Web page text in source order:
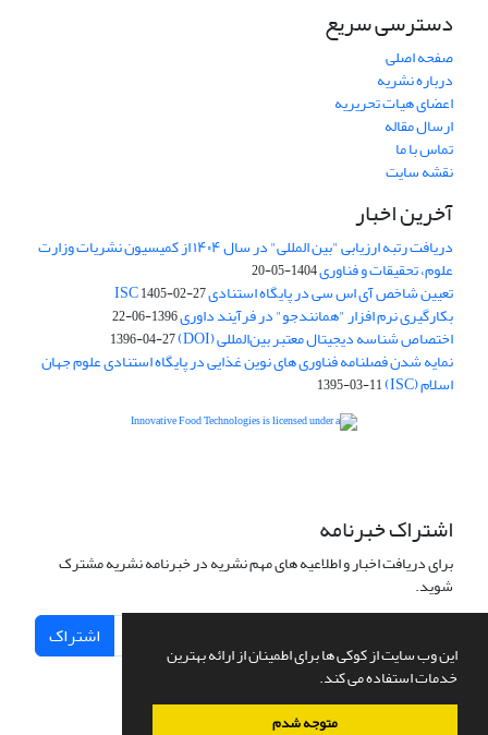
این وب سایت از کوکی ها برای اطمینان از ارائه بهترین
خدمات استفاده می کند.
متوجه شدم
دسترسی سریع
صفحه اصلی
درباره نشریه
اعضای هیات تحریریه
ارسال مقاله
تماس با ما
نقشه سایت
آخرین اخبار
دریافت رتبه ارزیابی "بین المللی" در سال ۱۴۰۴ از کمیسیون نشریات وزارت
علوم، تحقیقات و فناوری1404-05-20
تعیین شاخص آی اس سی در پایگاه استنادی ISC1405-02-27
بکارگیری نرم افزار "همانندجو" در فرآیند داوری1396-06-22
اختصاص شناسه دیجیتال معتبر بین‌المللی (DOI) 1396-04-27
نمایه شدن فصلنامه فناوری های نوین غذایی در پایگاه استنادی علوم جهان
اسلام (ISC) 1395-03-11
اشتراک خبرنامه
برای دریافت اخبار و اطلاعیه های مهم نشریه در خبرنامه نشریه مشترک
شوید.
اشتراک